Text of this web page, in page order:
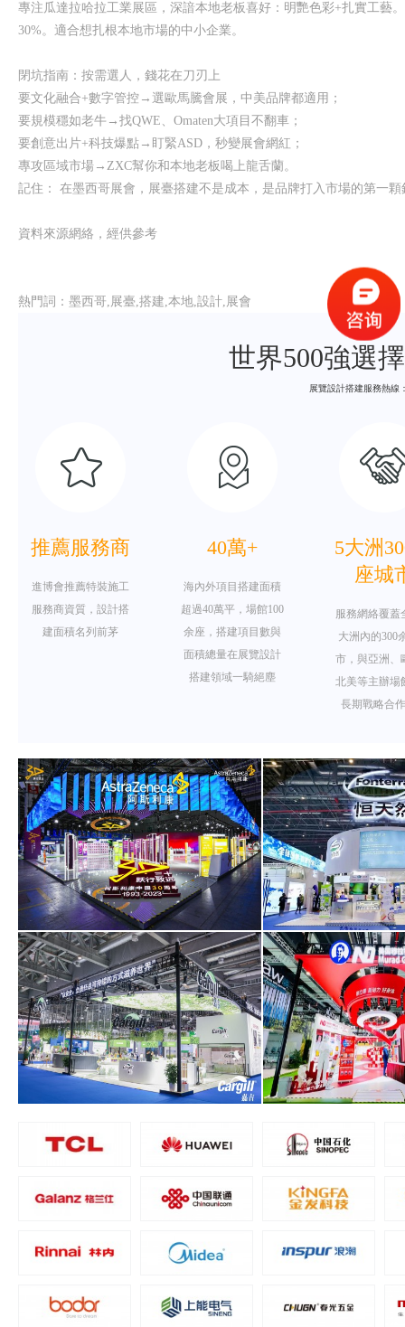
專注瓜達拉哈拉工業展區，深諳本地老板喜好：明艷色彩+扎實工藝
30%。適合想扎根本地市場的中小企業。
閉坑指南：按需選人，錢花在刀刃上
要文化融合+數字管控→選歐馬騰會展，中美品牌都適用；
要規模穩如老牛→找QWE、Omaten大項目不翻車；
要創意出片+科技爆點→盯緊ASD，秒變展會網紅；
專攻區域市場→ZXC幫你和本地老板喝上龍舌蘭。
記住： 在墨西哥展會，展臺搭建不是成本，是品牌打入市場的第一
資料來源網絡，經供參考
熱門詞：墨西哥,展臺,搭建,本地,設計,展會
世界500強選
展覽設計搭建服務熱線
推薦服務商
進博會推薦特裝施工
服務商資質，設計搭
建面積名列前茅
40萬+
海內外項目搭建面積
超過40萬平，場館100
余座，搭建項目數與
面積總量在展覽設計
搭建領域一騎絕塵
5大洲
座城
服務網絡覆蓋
大洲內的300
市，與亞洲、
北美等主辦場
長期戰略合
阿斯利康醫藥（上海）有限公司 恒天然商貿（上
嘉吉投資（中國）有限公司 上海諾鼎生物科